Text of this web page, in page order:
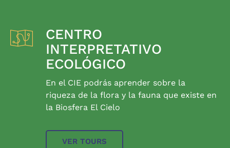
CENTRO
INTERPRETATIVO
ECOLÓGICO
En el CIE podrás aprender sobre la
riqueza de la flora y la fauna que existe en
la Biosfera El Cielo
VER TOURS